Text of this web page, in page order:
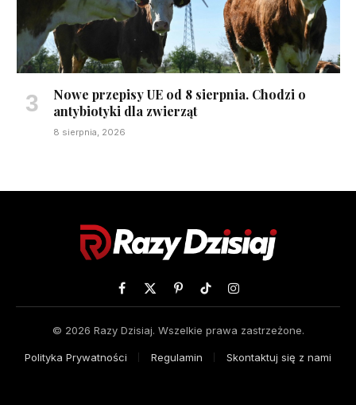
Nowe przepisy UE od 8 sierpnia. Chodzi o
antybiotyki dla zwierząt
8 sierpnia, 2026
Facebook
X
PinterestTikTokInstagram
© 2026 Razy Dzisiaj. Wszelkie prawa zastrzeżone.
Polityka Prywatności Regulamin Skontaktuj się z nami